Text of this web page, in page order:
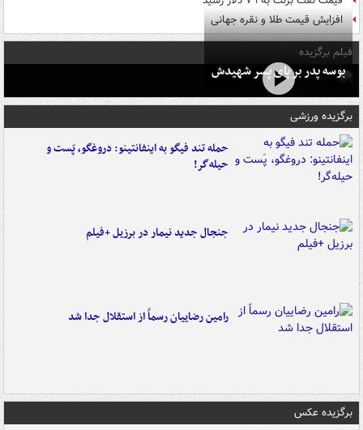
افزایش قیمت طلا و نقره جهانی
فیلم برگزیده
بوسه‌ پدر بر پای پسر شهیدش
برگزیده ورزشی
حمله تند فیگو به اینفانتینو: دروغگو، پَست‌ و
حیله‌گر!
جنجال جدید نیمار در برزیل +فیلم
رامین رضاییان رسماً از استقلال جدا شد
برگزیده عکس